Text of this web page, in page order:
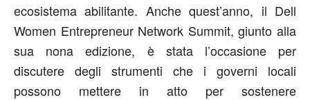
ecosistema abilitante. Anche quest’anno, il Dell
Women Entrepreneur Network Summit, giunto alla
sua nona edizione, è stata l’occasione per
discutere degli strumenti che i governi locali
possono mettere in atto per sostenere